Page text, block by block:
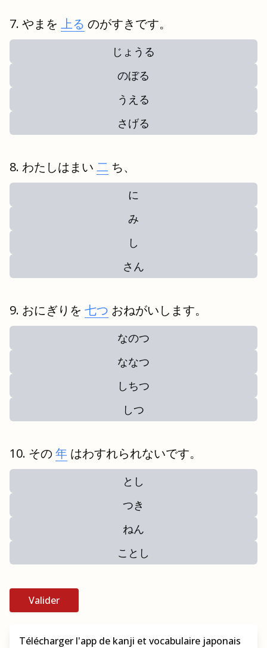
やまを 上る のがすきです。
じょうる
のぼる
うえる
さげる
わたしはまい 二 ち、
に
み
し
さん
おにぎりを 七つ おねがいします。
なのつ
ななつ
しちつ
しつ
その 年 はわすれられないです。
とし
つき
ねん
ことし
Valider
Télécharger l'app de kanji et vocabulaire japonais